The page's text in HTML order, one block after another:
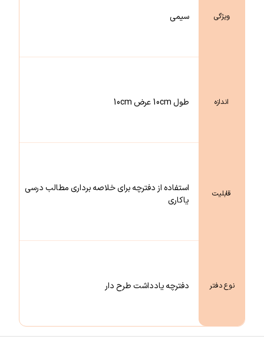
ویژگی سیمی
اندازه طول 10cm عرض 10cm
قابلیت
استفاده از دفترچه برای خلاصه برداری مطالب درسی
یاکاری
نوع دفتر دفترچه یادداشت طرح دار